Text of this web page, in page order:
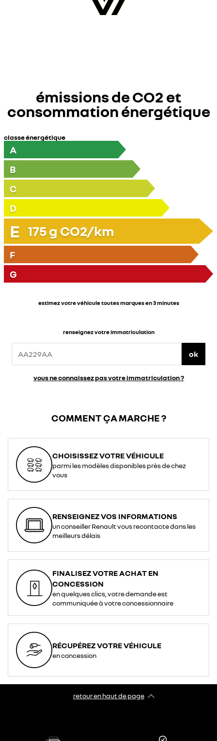
émissions de CO2 et
consommation énergétique
classe énergétique
A
B
C
D
E 175g CO2/km
F
G
estimez votre véhicule toutes marques en 3 minutes
renseignez votre immatriculation
ok
vous ne connaissez pas votre immatriculation ?
COMMENT ÇA MARCHE ?
CHOISISSEZ VOTRE VÉHICULE
parmi les modèles disponibles près de chez
vous
RENSEIGNEZ VOS INFORMATIONS
un conseiller Renault vous recontacte dans les
meilleurs délais
FINALISEZ VOTRE ACHAT EN
CONCESSION
en quelques clics, votre demande est
communiquée à votre concessionnaire
RÉCUPÉREZ VOTRE VÉHICULE
en concession
retour en haut de page​